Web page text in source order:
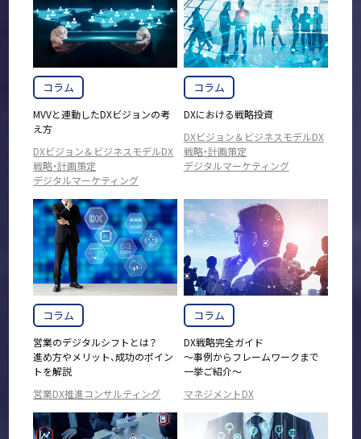
コラム
MVVと連動したDXビジョンの考
え方
DXビジョン＆ビジネスモデルDX
戦略・計画策定
デジタルマーケティング
コラム
DXにおける戦略投資
DXビジョン＆ビジネスモデルDX
戦略・計画策定
デジタルマーケティング
コラム
営業のデジタルシフトとは？
進め方やメリット、成功のポイン
トを解説
営業DX推進コンサルティング
コラム
DX戦略完全ガイド
～事例からフレームワークまで
一挙ご紹介～
マネジメントDX